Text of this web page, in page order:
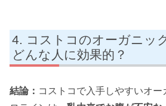
コストコのオーガニッ
どんな人に効果的？
結論： コストコで入手しやすいオ